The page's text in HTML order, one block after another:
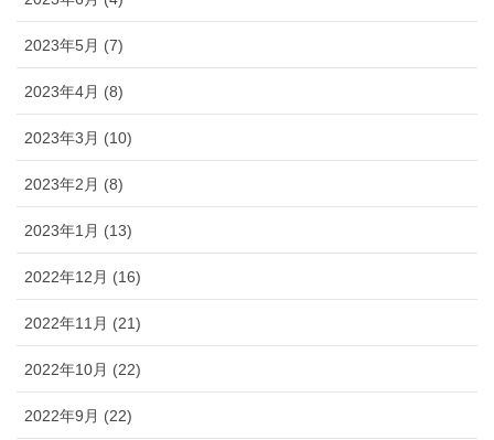
2023年5月 (7)
2023年4月 (8)
2023年3月 (10)
2023年2月 (8)
2023年1月 (13)
2022年12月 (16)
2022年11月 (21)
2022年10月 (22)
2022年9月 (22)